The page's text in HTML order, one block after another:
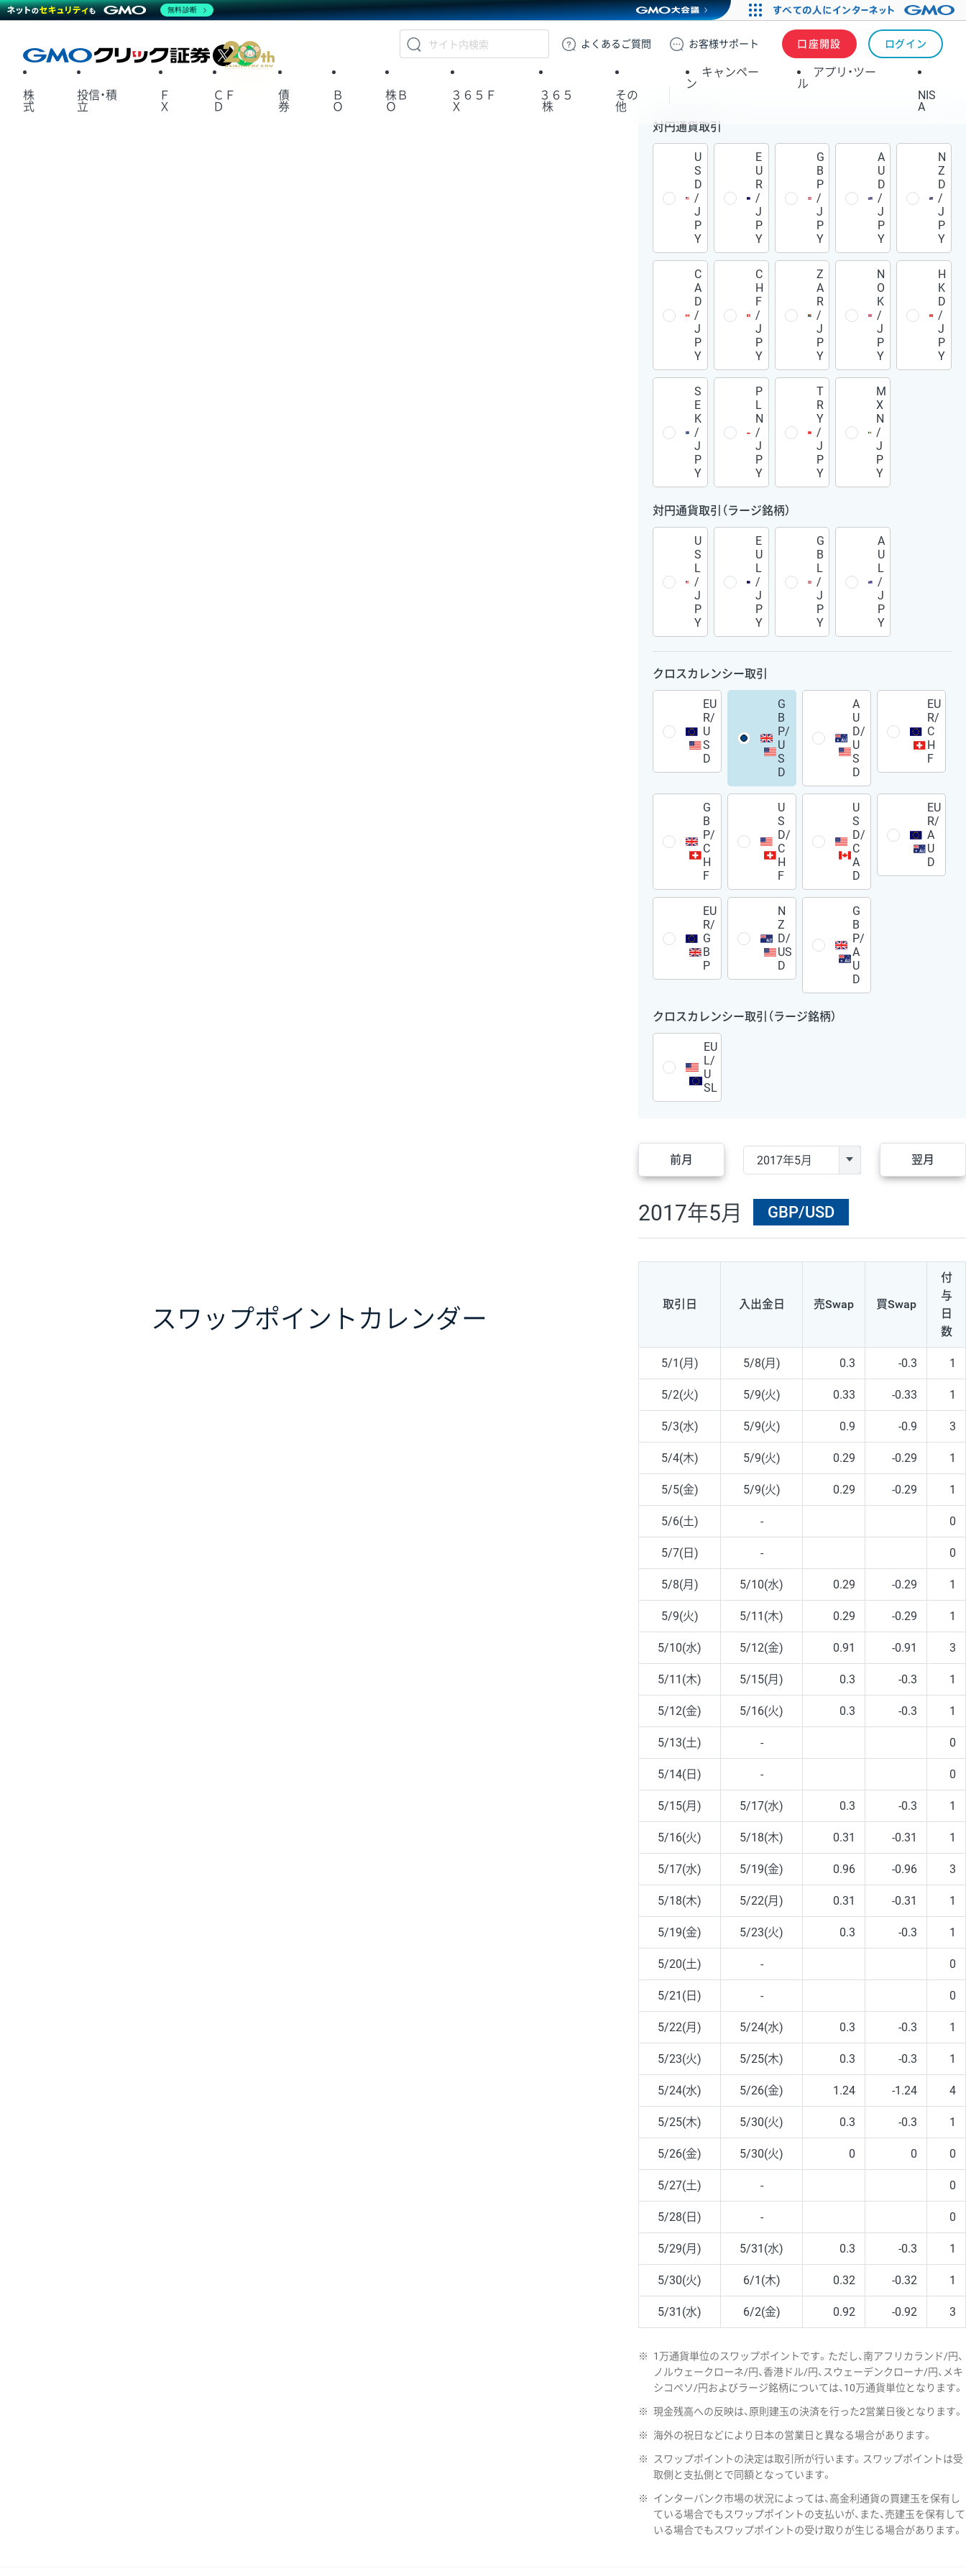
GMOクリック証券
よくある ご質問 お客様サポート 口座開設 ログイン
X
株
式
投信・積
立
Ｆ
Ｘ
ＣＦ
Ｄ
債
券
Ｂ
Ｏ
株Ｂ
Ｏ
３６５Ｆ
Ｘ
３６５
株
その
他
キャンペー
ン
アプリ・ツー
ル
NIS
A
スワップポイント カレンダー
対円通貨取引
U
S
D
/
J
P
Y
E
U
R
/
J
P
Y
G
B
P
/
J
P
Y
A
U
D
/
J
P
Y
N
Z
D
/
J
P
Y
C
A
D
/
J
P
Y
C
H
F
/
J
P
Y
Z
A
R
/
J
P
Y
N
O
K
/
J
P
Y
H
K
D
/
J
P
Y
S
E
K
/
J
P
Y
P
L
N
/
J
P
Y
T
R
Y
/
J
P
Y
M
X
N
/
J
P
Y
対円通貨取引（ラージ銘柄）
U
S
L
/
J
P
Y
E
U
L
/
J
P
Y
G
B
L
/
J
P
Y
A
U
L
/
J
P
Y
クロスカレンシー取引
EU
R/
U
S
D
G
B
P/
U
S
D
A
U
D/
U
S
D
EU
R/
C
H
F
G
B
P/
C
H
F
U
S
D/
C
H
F
U
S
D/
C
A
D
EU
R/
A
U
D
EU
R/
G
B
P
N
Z
D/
US
D
G
B
P/
A
U
D
クロスカレンシー取引（ラージ銘柄）
EU
L/
U
SL
前月 翌月
2017年5月 GBP/USD
取引日 入出金日 売Swap 買Swap
付
与
日
数
5/1(月) 5/8(月) 0.3 -0.3 1
5/2(火) 5/9(火) 0.33 -0.33 1
5/3(水) 5/9(火) 0.9 -0.9 3
5/4(木) 5/9(火) 0.29 -0.29 1
5/5(金) 5/9(火) 0.29 -0.29 1
5/6(土) - 0
5/7(日) - 0
5/8(月) 5/10(水) 0.29 -0.29 1
5/9(火) 5/11(木) 0.29 -0.29 1
5/10(水) 5/12(金) 0.91 -0.91 3
5/11(木) 5/15(月) 0.3 -0.3 1
5/12(金) 5/16(火) 0.3 -0.3 1
5/13(土) - 0
5/14(日) - 0
5/15(月) 5/17(水) 0.3 -0.3 1
5/16(火) 5/18(木) 0.31 -0.31 1
5/17(水) 5/19(金) 0.96 -0.96 3
5/18(木) 5/22(月) 0.31 -0.31 1
5/19(金) 5/23(火) 0.3 -0.3 1
5/20(土) - 0
5/21(日) - 0
5/22(月) 5/24(水) 0.3 -0.3 1
5/23(火) 5/25(木) 0.3 -0.3 1
5/24(水) 5/26(金) 1.24 -1.24 4
5/25(木) 5/30(火) 0.3 -0.3 1
5/26(金) 5/30(火) 0 0 0
5/27(土) - 0
5/28(日) - 0
5/29(月) 5/31(水) 0.3 -0.3 1
5/30(火) 6/1(木) 0.32 -0.32 1
5/31(水) 6/2(金) 0.92 -0.92 3
※
1万通貨単位のスワップポイントです。ただし、南アフリカランド/円、
ノルウェークローネ/円、香港ドル/円、スウェーデンクローナ/円、メキ
シコペソ/円およびラージ銘柄については、10万通貨単位となります。
※ 現金残高への反映は、原則建玉の決済を行った2営業日後となります。
※ 海外の祝日などにより日本の営業日と異なる場合があります。
※
スワップポイントの決定は取引所が行います。スワップポイントは受
取側と支払側とで同額となっています。
※
インターバンク市場の状況によっては、高金利通貨の買建玉を保有し
ている場合でもスワップポイントの支払いが、また、売建玉を保有して
いる場合でもスワップポイントの受け取りが生じる場合があります。
無料診断